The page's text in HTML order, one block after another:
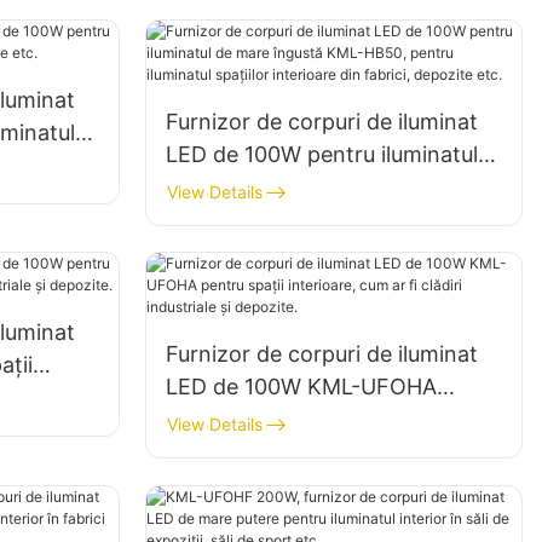
dimensiuni
Furnizor de corpuri de iluminat
LED de 100W pentru iluminatul
de mare îngustă KML-HB50,
pentru iluminatul spațiilor
interioare din fabrici, depozite
etc.
View Details
Furnizor de corpuri de iluminat
LED de 100W KML-UFOHA
pentru spații interioare, cum ar fi
clădiri industriale și depozite.
View Details